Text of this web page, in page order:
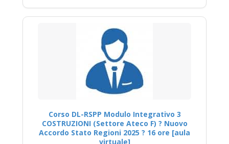
Corso DL-RSPP Modulo Integrativo 3
COSTRUZIONI (Settore Ateco F) ? Nuovo
Accordo Stato Regioni 2025 ? 16 ore [aula
virtuale]